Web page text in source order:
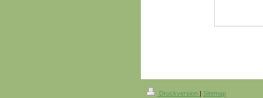
Druckversion | Sitemap